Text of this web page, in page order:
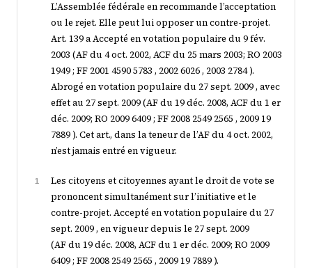
L’Assemblée fédérale en recommande l’acceptation
ou le rejet. Elle peut lui opposer un contre-projet.
Art. 139 a Accepté en votation populaire du 9 fév.
2003 (AF du 4 oct. 2002, ACF du 25 mars 2003; RO 2003
1949 ; FF 2001 4590 5783 , 2002 6026 , 2003 2784 ).
Abrogé en votation populaire du 27 sept. 2009 , avec
effet au 27 sept. 2009 (AF du 19 déc. 2008, ACF du 1 er
déc. 2009; RO 2009 6409 ; FF 2008 2549 2565 , 2009 19
7889 ). Cet art., dans la teneur de l’AF du 4 oct. 2002,
n’est jamais entré en vigueur.
1
Les citoyens et citoyennes ayant le droit de vote se
prononcent simultanément sur l’initiative et le
contre-projet. Accepté en votation populaire du 27
sept. 2009 , en vigueur depuis le 27 sept. 2009
(AF du 19 déc. 2008, ACF du 1 er déc. 2009; RO 2009
6409 ; FF 2008 2549 2565 , 2009 19 7889 ).